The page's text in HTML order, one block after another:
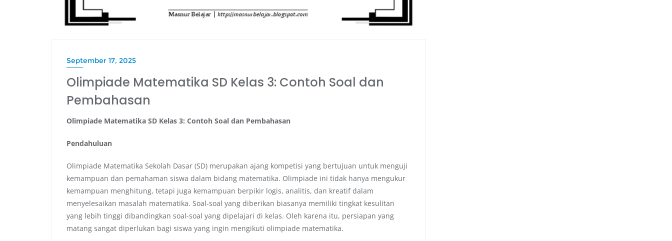
September 17, 2025
Olimpiade Matematika SD Kelas 3: Contoh Soal dan
Pembahasan
Olimpiade Matematika SD Kelas 3: Contoh Soal dan Pembahasan
Pendahuluan
Olimpiade Matematika Sekolah Dasar (SD) merupakan ajang kompetisi yang bertujuan untuk menguji
kemampuan dan pemahaman siswa dalam bidang matematika. Olimpiade ini tidak hanya mengukur
kemampuan menghitung, tetapi juga kemampuan berpikir logis, analitis, dan kreatif dalam
menyelesaikan masalah matematika. Soal-soal yang diberikan biasanya memiliki tingkat kesulitan
yang lebih tinggi dibandingkan soal-soal yang dipelajari di kelas. Oleh karena itu, persiapan yang
matang sangat diperlukan bagi siswa yang ingin mengikuti olimpiade matematika.